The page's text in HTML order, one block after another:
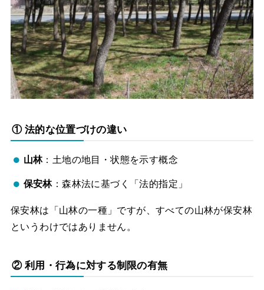
① 法的な位置づけの違い
山林：土地の地目・状態を示す概念
保安林：森林法に基づく「法的指定」
保安林は「山林の一種」ですが、すべての山林が保安林
というわけではありません。
② 利用・行為に対する制限の有無